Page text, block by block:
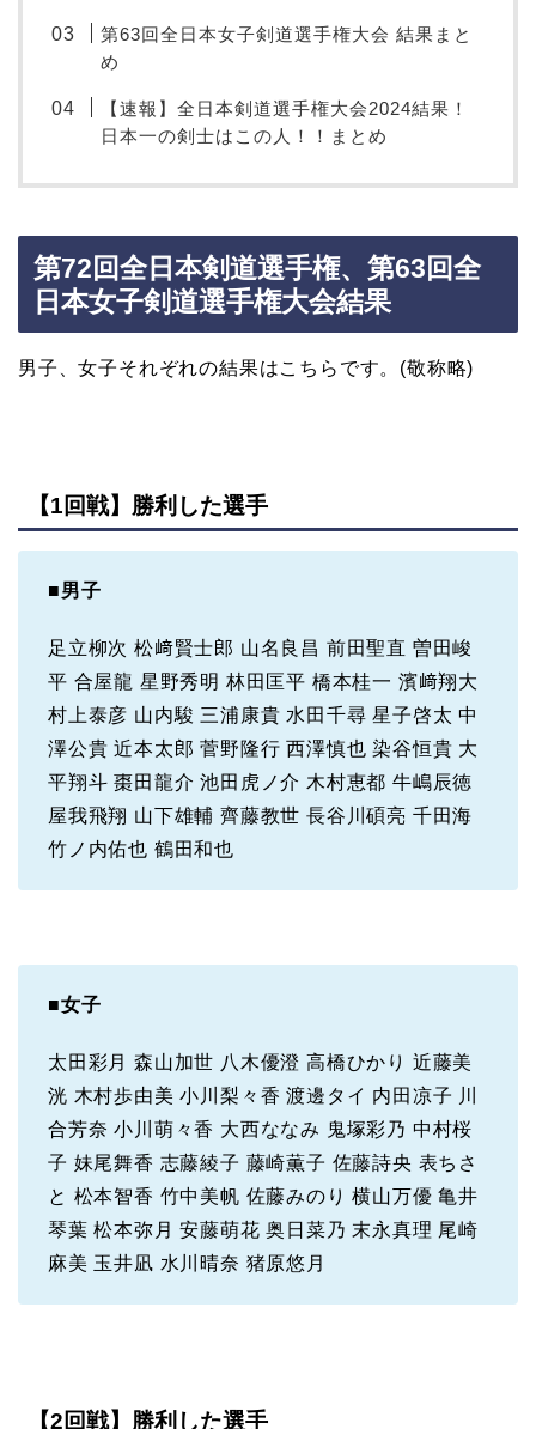
第63回全日本女子剣道選手権大会 結果まと
め
【速報】全日本剣道選手権大会2024結果！
日本一の剣士はこの人！！まとめ
第72回全日本剣道選手権、第63回全
日本女子剣道選手権大会結果
男子、女子それぞれの結果はこちらです。(敬称略)
【1回戦】勝利した選手
■男子
足立柳次 松﨑賢士郎 山名良昌 前田聖直 曽田峻
平 合屋龍 星野秀明 林田匡平 橋本桂一 濱﨑翔大
村上泰彦 山内駿 三浦康貴 水田千尋 星子啓太 中
澤公貴 近本太郎 菅野隆行 西澤慎也 染谷恒貴 大
平翔斗 棗田龍介 池田虎ノ介 木村恵都 牛嶋辰徳
屋我飛翔 山下雄輔 齊藤教世 長谷川碩亮 千田海
竹ノ内佑也 鶴田和也
■女子
太田彩月 森山加世 八木優澄 高橋ひかり 近藤美
洸 木村歩由美 小川梨々香 渡邊タイ 内田凉子 川
合芳奈 小川萌々香 大西ななみ 鬼塚彩乃 中村桜
子 妹尾舞香 志藤綾子 藤崎薫子 佐藤詩央 表ちさ
と 松本智香 竹中美帆 佐藤みのり 横山万優 亀井
琴葉 松本弥月 安藤萌花 奥日菜乃 末永真理 尾崎
麻美 玉井凪 水川晴奈 猪原悠月
【2回戦】勝利した選手